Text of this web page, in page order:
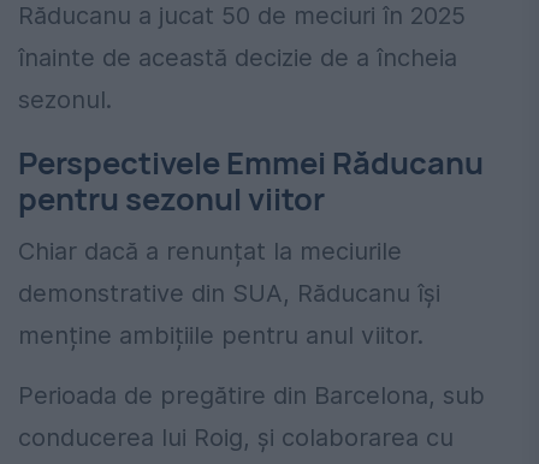
Răducanu a jucat 50 de meciuri în 2025
înainte de această decizie de a încheia
sezonul.
Perspectivele Emmei Răducanu
pentru sezonul viitor
Chiar dacă a renunțat la meciurile
demonstrative din SUA, Răducanu își
menține ambițiile pentru anul viitor.
Perioada de pregătire din Barcelona, sub
conducerea lui Roig, și colaborarea cu